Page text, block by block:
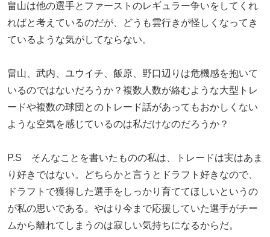
畠山は他の選手とファーストのレギュラー争いをしてくれ
ればと考えているのだが、どうも雲行きが怪しくなってき
ているような気がしてならない。
畠山、武内、ユウイチ、飯原、野口辺りは危機感を抱いて
いるのではないだろうか？複数人数が絡むような大型トレ
ードや複数の球団とのトレード話があってもおかしくない
ような空気を感じているのは私だけなのだろうか？
P.S そんなことを書いたものの私は、トレードは実はあま
り好きではない。どちらかと言うとドラフト好きなので、
ドラフトで獲得した選手をしっかり育ててほしいというの
が私の思いである。やはり今まで応援していた選手がチー
ムから離れてしまうのは寂しい気持ちになるからだ。